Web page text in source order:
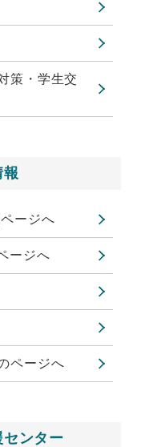
策・学生交
ージへ
ージへ
ページへ
ンター